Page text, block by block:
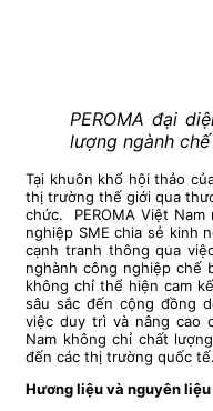
PEROMA đại
lượng ngành
Tại khuôn khổ hội thảo
thị trường thế giới qua
chức. PEROMA Việt
nghiệp SME chia sẻ kinh
cạnh tranh thông qua
nghành công nghiệp chế
không chỉ thể hiện cam
sâu sắc đến cộng đồng
việc duy trì và nâng cao
Nam không chỉ chất
đến các thị trường quốc tế.
Hương liệu và nguyên